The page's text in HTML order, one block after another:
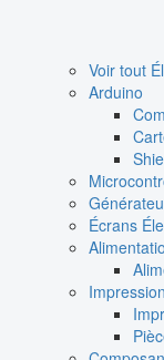
Voir tout
Arduino
Écrans